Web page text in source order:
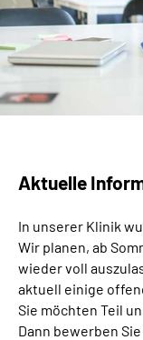
Aktuelle
In unserer Klinik
Wir planen, ab
wieder voll
aktuell einige
Sie möchten Teil
Dann bewerben